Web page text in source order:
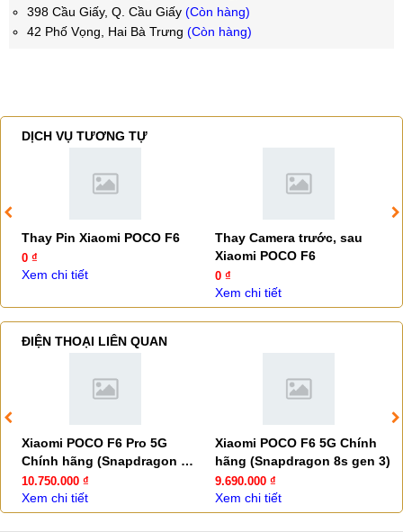
398 Cầu Giấy, Q. Cầu Giấy (Còn hàng)
42 Phố Vọng, Hai Bà Trưng (Còn hàng)
DỊCH VỤ TƯƠNG TỰ
Thay Pin Xiaomi POCO F6
0 ₫
Xem chi tiết
Thay Camera trước, sau
Xiaomi POCO F6
0 ₫
Xem chi tiết
ĐIỆN THOẠI LIÊN QUAN
Xiaomi POCO F6 Pro 5G
Chính hãng (Snapdragon 8
Gen 2)
10.750.000 ₫
Xem chi tiết
Xiaomi POCO F6 5G Chính
hãng (Snapdragon 8s gen 3)
9.690.000 ₫
Xem chi tiết